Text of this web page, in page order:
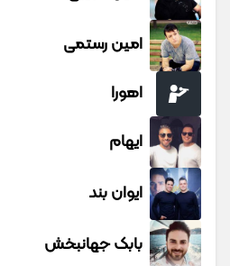
امین رستمی
اهورا
ایهام
ایوان بند
بابک جهانبخش